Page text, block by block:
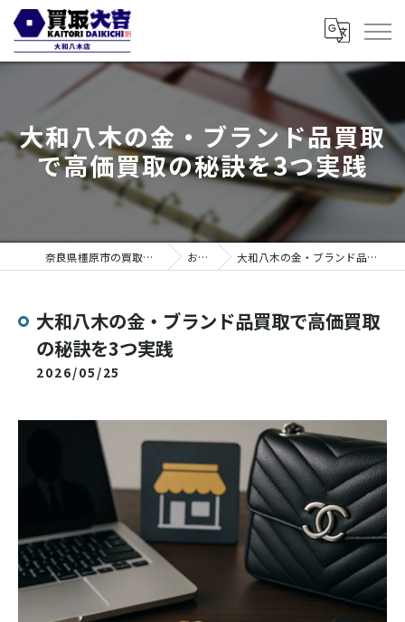
大和八木の金・ブランド品買取
で高価買取の秘訣を3つ実践
奈良県橿原市の買取なら買取大吉 大和八木店 お知らせ 大和八木の金・ブランド品買取で高価買取の秘訣を3つ実践
大和八木の金・ブランド品買取で高価買取
の秘訣を3つ実践
2026/05/25